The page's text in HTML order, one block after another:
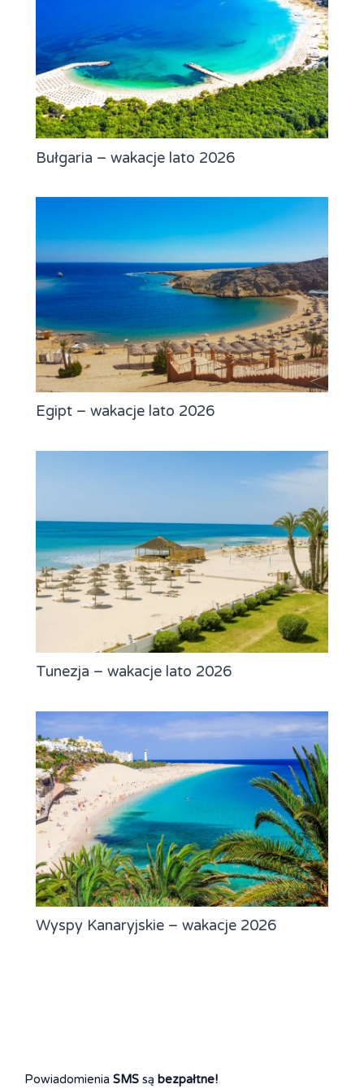
Bułgaria – wakacje lato 2026
Egipt – wakacje lato 2026
Tunezja – wakacje lato 2026
Wyspy Kanaryjskie – wakacje 2026
Powiadomienia SMS są bezpałtne!